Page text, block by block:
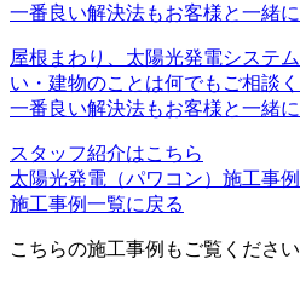
一番良い解決法もお客様と一緒に
屋根まわり、太陽光発電システ
い・建物のことは何でもご相談く
一番良い解決法もお客様と一緒に
スタッフ紹介はこちら
太陽光発電（パワコン）施工事
施工事例一覧に戻る
こちらの施工事例もご覧ください